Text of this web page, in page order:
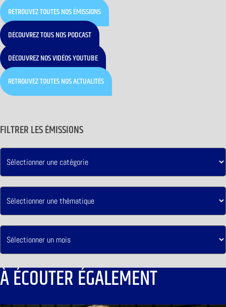
RETROUVEZ TOUTES NOS ÉMISSIONS
DÉCOUVREZ TOUS NOS PODCAST
DÉCOUVREZ NOS VIDÉOS YOUTUBE
RETROUVEZ TOUTES NOS ACTUALITÉS
FILTRER LES ÉMISSIONS
À ÉCOUTER ÉGALEMENT